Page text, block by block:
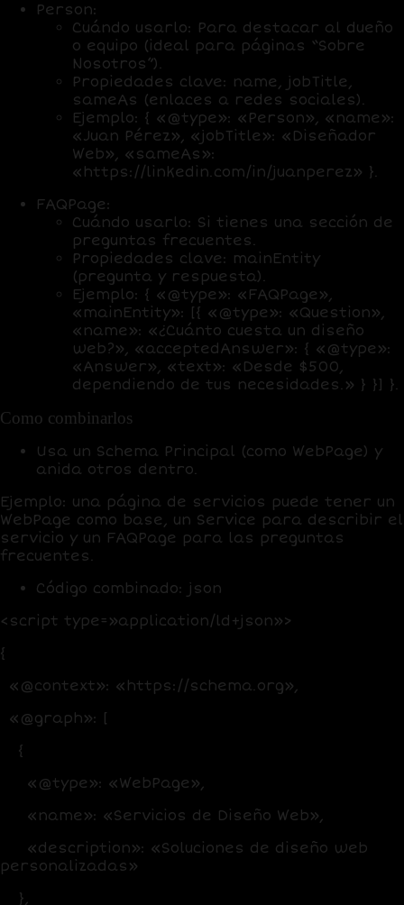
Person:
Cuándo usarlo: Para destacar al dueño
o equipo (ideal para páginas “Sobre
Nosotros”).
Propiedades clave: name, jobTitle,
sameAs (enlaces a redes sociales).
Ejemplo: { «@type»: «Person», «name»:
«Juan Pérez», «jobTitle»: «Diseñador
Web», «sameAs»:
«https://linkedin.com/in/juanperez» }.
FAQPage:
Cuándo usarlo: Si tienes una sección de
preguntas frecuentes.
Propiedades clave: mainEntity
(pregunta y respuesta).
Ejemplo: { «@type»: «FAQPage»,
«mainEntity»: [{ «@type»: «Question»,
«name»: «¿Cuánto cuesta un diseño
web?», «acceptedAnswer»: { «@type»:
«Answer», «text»: «Desde $500,
dependiendo de tus necesidades.» } }] }.
Como combinarlos
Usa un Schema Principal (como WebPage) y
anida otros dentro.
Ejemplo: una página de servicios puede tener un
WebPage como base, un Service para describir el
servicio y un FAQPage para las preguntas
frecuentes.
Código combinado: json
<script type=»application/ld+json»>
{
«@context»: «https://schema.org»,
«@graph»: [
{
«@type»: «WebPage»,
«name»: «Servicios de Diseño Web»,
«description»: «Soluciones de diseño web
personalizadas»
},